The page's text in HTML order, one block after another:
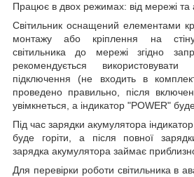
Працює в двох режимах: від мережі та
Світильник оснащений елементами
монтажу або кріплення на
світильника до мережі згідно
рекомендується
підключення (не входить в
проведено правильно, після
увімкнеться, а індикатор "POWER" буде
Під час зарядки акумулятора
буде горіти, а після повної
зарядка акумулятора займає
Для перевірки роботи світильника в